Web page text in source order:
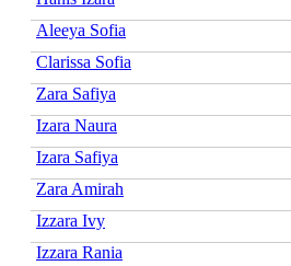
Aleeya Sofia
Clarissa Sofia
Zara Safiya
Izara Naura
Izara Safiya
Zara Amirah
Izzara Ivy
Izzara Rania